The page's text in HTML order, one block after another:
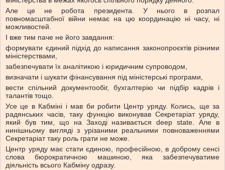
Але це не робота президента. У нього в розпал
повномасштабної війни немає на цю координацію ні часу, ні
можливостей.
І вже тим паче не його завдання:
формувати єдиний підхід до написання законопроєктів різними
міністерствами,
забезпечувати їх аналітикою і юридичним супроводом,
визначати і шукати фінансування під міністерські програми,
вести спільний документообіг, бухгалтерію чи підбір кадрів і
талантів тощо.
Усе це в Кабміні і мав би робити Центр уряду. Колись, ще за
радянських часів, таку функцію виконував Секретаріат уряду,
який був тим, що на Заході називається deep state. Але в
нинішньому вигляді з урізаними реальними повноваженнями
Секретаріат таку роль грати не може.
Центр уряду має стати єдиною, професійною, в доброму сенсі
слова бюрократичною машиною, яка забезпечуватиме
діяльність всього Кабміну одразу.